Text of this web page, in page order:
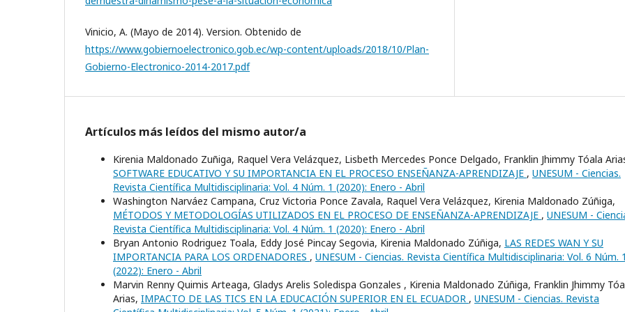
Vinicio, A. (Mayo de 2014). Version. Obtenido de
https://www.gobiernoelectronico.gob.ec/wp-content/uploads/2018/10/Plan-
Gobierno-Electronico-2014-2017.pdf
Artículos más leídos del mismo autor/a
Kirenia Maldonado Zuñiga, Raquel Vera Velázquez, Lisbeth Mercedes Ponce Delgado, Franklin Jhimmy Tóala
SOFTWARE EDUCATIVO Y SU IMPORTANCIA EN EL PROCESO ENSEÑANZA-APRENDIZAJE , UNESUM - Ciencias.
Revista Científica Multidisciplinaria: Vol. 4 Núm. 1 (2020): Enero - Abril
Washington Narváez Campana, Cruz Victoria Ponce Zavala, Raquel Vera Velázquez, Kirenia Maldonado Zúñiga,
MÉTODOS Y METODOLOGÍAS UTILIZADOS EN EL PROCESO DE ENSEÑANZA-APRENDIZAJE , UNESUM -
Revista Científica Multidisciplinaria: Vol. 4 Núm. 1 (2020): Enero - Abril
Bryan Antonio Rodriguez Toala, Eddy José Pincay Segovia, Kirenia Maldonado Zúñiga, LAS REDES WAN Y SU
IMPORTANCIA PARA LOS ORDENADORES , UNESUM - Ciencias. Revista Científica Multidisciplinaria: Vol. 6 Núm. 1
(2022): Enero - Abril
Marvin Renny Quimis Arteaga, Gladys Arelis Soledispa Gonzales , Kirenia Maldonado Zúñiga, Franklin Jhimmy
Arias, IMPACTO DE LAS TICS EN LA EDUCACIÓN SUPERIOR EN EL ECUADOR , UNESUM - Ciencias. Revista